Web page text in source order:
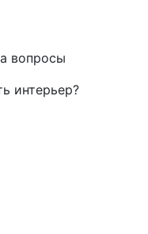
вопросы
интерьер?